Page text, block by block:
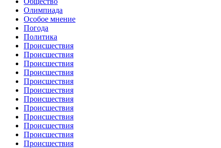
Олимпиада
Особое мнение
Погода
Политика
Происшествия
Происшествия
Происшествия
Происшествия
Происшествия
Происшествия
Происшествия
Происшествия
Происшествия
Происшествия
Происшествия
Происшествия